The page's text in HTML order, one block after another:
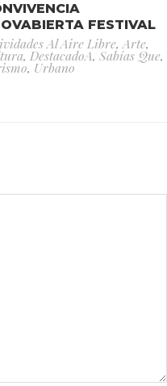
FESTIVAL
Al Aire Libre, Arte,
, DestacadoA, Sabías Que,
, Urbano